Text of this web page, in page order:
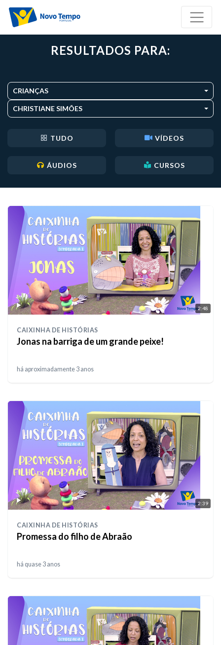
RESULTADOS PARA:
CRIANÇAS
CHRISTIANE SIMÕES
TUDO VÍDEOS
ÁUDIOS CURSOS
2:48
CAIXINHA DE HISTÓRIAS
Jonas na barriga de um grande peixe!
há aproximadamente 3 anos
2:39
CAIXINHA DE HISTÓRIAS
Promessa do filho de Abraão
há quase 3 anos